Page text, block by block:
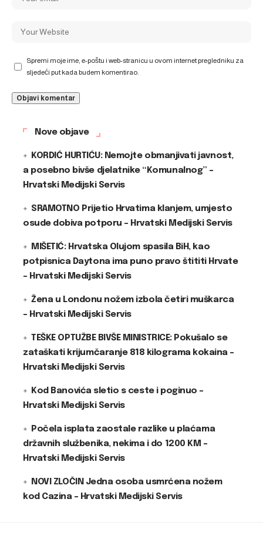
Spremi moje ime, e-poštu i web-stranicu u ovom internet pregledniku za
sljedeći put kada budem komentirao.
Nove objave
KORDIĆ HURTIĆU: Nemojte obmanjivati javnost,
a posebno bivše djelatnike “Komunalnog” –
Hrvatski Medijski Servis
SRAMOTNO Prijetio Hrvatima klanjem, umjesto
osude dobiva potporu – Hrvatski Medijski Servis
MIŠETIĆ: Hrvatska Olujom spasila BiH, kao
potpisnica Daytona ima puno pravo štititi Hrvate
– Hrvatski Medijski Servis
Žena u Londonu nožem izbola četiri muškarca
– Hrvatski Medijski Servis
TEŠKE OPTUŽBE BIVŠE MINISTRICE: Pokušalo se
zataškati krijumčaranje 818 kilograma kokaina –
Hrvatski Medijski Servis
Kod Banovića sletio s ceste i poginuo –
Hrvatski Medijski Servis
Počela isplata zaostale razlike u plaćama
državnih službenika, nekima i do 1200 KM –
Hrvatski Medijski Servis
NOVI ZLOČIN Jedna osoba usmrćena nožem
kod Cazina – Hrvatski Medijski Servis